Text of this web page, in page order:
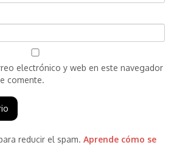
electrónico y web en este navegador
comente.
reducir el spam. Aprende cómo se